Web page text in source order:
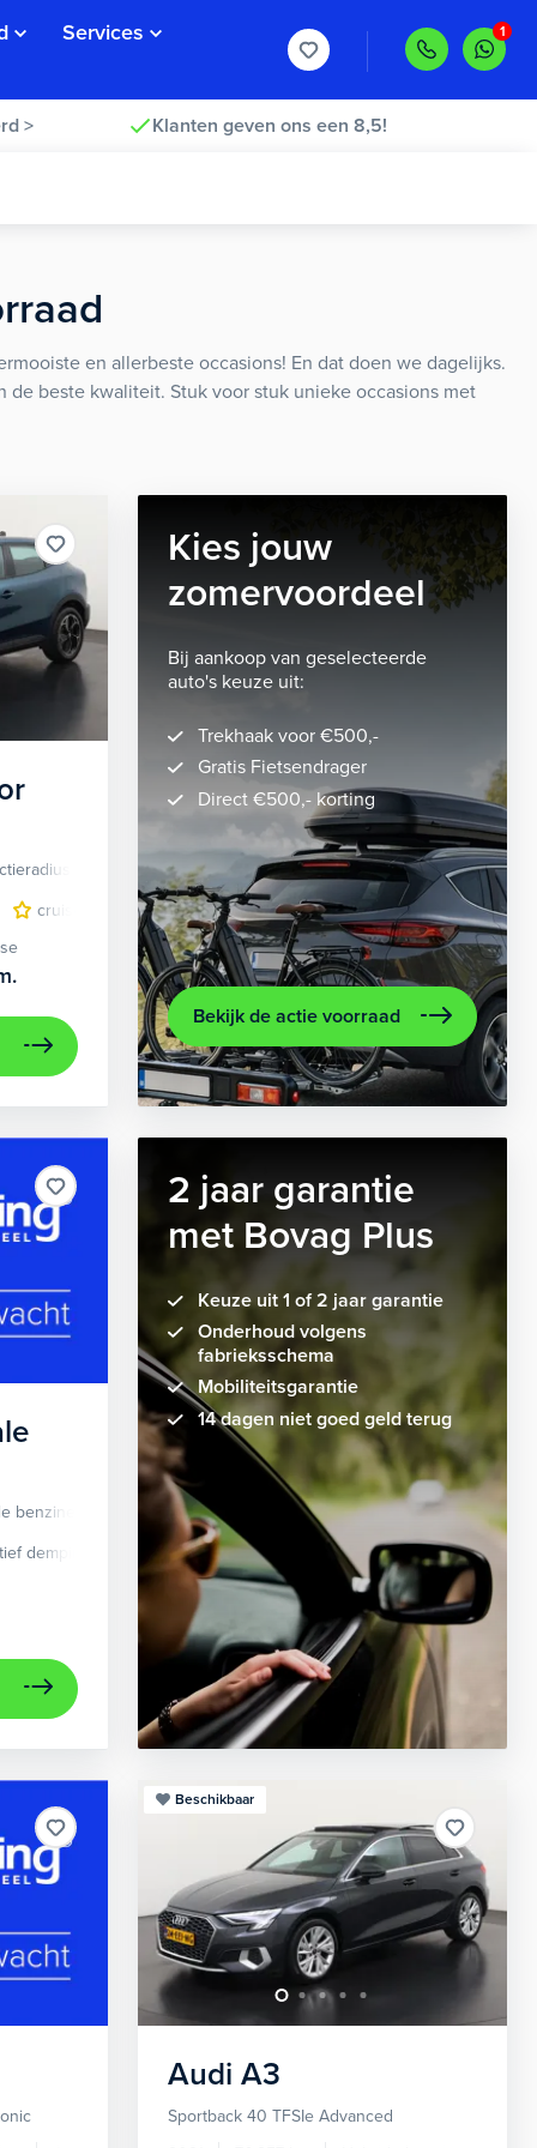
Services
> Klanten geven ons een 8,5!
en allerbeste occasions! En dat doen we dagelijks.
beste kwaliteit. Stuk voor stuk unieke occasions met
velgen 5-spaaks 18"
volledig digitaal
Elektrisch
cruise control adaptief LED koplampen
lichtmetalen
Kies jouw
zomervoordeel
Bij aankoop van geselecteerde
auto's keuze uit:
Trekhaak voor €500,-
Gratis Fietsendrager
Direct €500,- korting
Bekijk de actie voorraad
cruise control adaptief dodehoek detectie
elektrisch
benzine
Automaat
demping systeem Apple Carplay/Android Auto
audio
2 jaar garantie
met Bovag Plus
Keuze uit 1 of 2 jaar garantie
Onderhoud volgens
fabrieksschema
Mobiliteitsgarantie
14 dagen niet goed geld terug
Beschikbaar
Audi A3
Sportback 40 TFSIe Advanced